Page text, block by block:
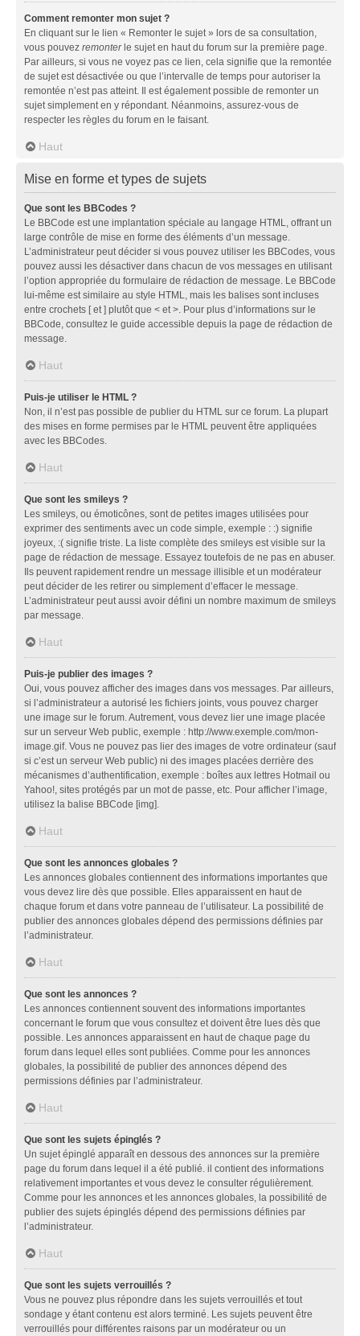
Comment remonter mon sujet ?
En cliquant sur le lien « Remonter le sujet » lors de sa consultation,
vous pouvez remonterle sujet en haut du forum sur la première page.
Par ailleurs, si vous ne voyez pas ce lien, cela signifie que la remontée
de sujet est désactivée ou que l’intervalle de temps pour autoriser la
remontée n’est pas atteint. Il est également possible de remonter un
sujet simplement en y répondant. Néanmoins, assurez-vous de
respecter les règles du forum en le faisant.
Haut
Mise en forme et types de sujets
Que sont les BBCodes ?
Le BBCode est une implantation spéciale au langage HTML, offrant un
large contrôle de mise en forme des éléments d’un message.
L’administrateur peut décider si vous pouvez utiliser les BBCodes, vous
pouvez aussi les désactiver dans chacun de vos messages en utilisant
l’option appropriée du formulaire de rédaction de message. Le BBCode
lui-même est similaire au style HTML, mais les balises sont incluses
entre crochets [ et ] plutôt que < et >. Pour plus d’informations sur le
BBCode, consultez le guide accessible depuis la page de rédaction de
message.
Haut
Puis-je utiliser le HTML ?
Non, il n’est pas possible de publier du HTML sur ce forum. La plupart
des mises en forme permises par le HTML peuvent être appliquées
avec les BBCodes.
Haut
Que sont les smileys ?
Les smileys, ou émoticônes, sont de petites images utilisées pour
exprimer des sentiments avec un code simple, exemple : :) signifie
joyeux, :( signifie triste. La liste complète des smileys est visible sur la
page de rédaction de message. Essayez toutefois de ne pas en abuser.
Ils peuvent rapidement rendre un message illisible et un modérateur
peut décider de les retirer ou simplement d’effacer le message.
L’administrateur peut aussi avoir défini un nombre maximum de smileys
par message.
Haut
Puis-je publier des images ?
Oui, vous pouvez afficher des images dans vos messages. Par ailleurs,
si l’administrateur a autorisé les fichiers joints, vous pouvez charger
une image sur le forum. Autrement, vous devez lier une image placée
sur un serveur Web public, exemple : http://www.exemple.com/mon-
image.gif. Vous ne pouvez pas lier des images de votre ordinateur (sauf
si c’est un serveur Web public) ni des images placées derrière des
mécanismes d’authentification, exemple : boîtes aux lettres Hotmail ou
Yahoo!, sites protégés par un mot de passe, etc. Pour afficher l’image,
utilisez la balise BBCode [img].
Haut
Que sont les annonces globales ?
Les annonces globales contiennent des informations importantes que
vous devez lire dès que possible. Elles apparaissent en haut de
chaque forum et dans votre panneau de l’utilisateur. La possibilité de
publier des annonces globales dépend des permissions définies par
l’administrateur.
Haut
Que sont les annonces ?
Les annonces contiennent souvent des informations importantes
concernant le forum que vous consultez et doivent être lues dès que
possible. Les annonces apparaissent en haut de chaque page du
forum dans lequel elles sont publiées. Comme pour les annonces
globales, la possibilité de publier des annonces dépend des
permissions définies par l’administrateur.
Haut
Que sont les sujets épinglés ?
Un sujet épinglé apparaît en dessous des annonces sur la première
page du forum dans lequel il a été publié. il contient des informations
relativement importantes et vous devez le consulter régulièrement.
Comme pour les annonces et les annonces globales, la possibilité de
publier des sujets épinglés dépend des permissions définies par
l’administrateur.
Haut
Que sont les sujets verrouillés ?
Vous ne pouvez plus répondre dans les sujets verrouillés et tout
sondage y étant contenu est alors terminé. Les sujets peuvent être
verrouillés pour différentes raisons par un modérateur ou un